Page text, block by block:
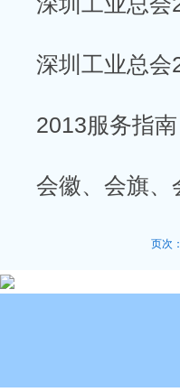
深圳工业总会
2013服务指南
会徽、会旗、
页次